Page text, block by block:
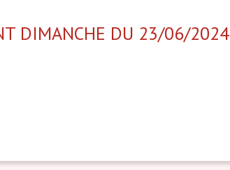
DIMANCHE DU 23/06/2024